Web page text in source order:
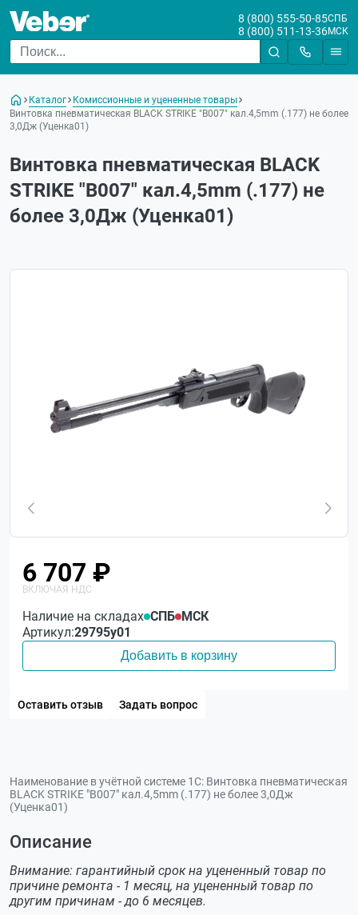
8 (800) 555-50-85СПБ
8 (800) 511-13-36МСК
Каталог
Комиссионные и уцененные товары
Винтовка пневматическая BLACK STRIKE "B007" кал.4,5mm (.177) не более
3,0Дж (Уценка01)
Винтовка пневматическая BLACK
STRIKE "B007" кал.4,5mm (.177) не
более 3,0Дж (Уценка01)
6 707 ₽
Наличие на складах СПБ МСК
Артикул:29795у01
Добавить в корзину
Оставить отзыв Задать вопрос
Наименование в учётной системе 1С: Винтовка пневматическая
BLACK STRIKE "B007" кал.4,5mm (.177) не более 3,0Дж
(Уценка01)
Описание
Внимание: гарантийный срок на уцененный товар по
причине ремонта - 1 месяц, на уцененный товар по
другим причинам - до 6 месяцев.